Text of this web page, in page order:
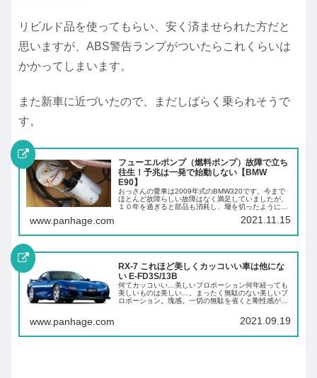
リビルド品を使ってもらい、安く済ませられた方だと
思いますが、ABS警告ランプがついたらこれくらいは
かかってしまいます。
また新車に近づいたので、まだしばらく乗られそうで
す。
フューエルポンプ（燃料ポンプ）故障で立ち
往生！予兆は一発で始動しない【BMW
E90】
おっさんの愛車は2009年式のBMW320です。今まで
ほとんど故障らしい故障はなく満足していましたが、
１０年を過ぎると部品も消耗し、堰を切ったように故
障です。予兆はエンジンが一発で始動しないい...
www.panhage.com 2021.11.15
RX-7 これほど美しくカッコいい車は他にな
い E-FD3S/13B
何てカッコいい…美しいプロポーション何年経っても
美しいものは美しい…。まったく無駄のない美しいプ
ロポーション。塊感。一切の無駄を省くと剛性感が見
じれやたわみが無い、カチッとしたコーナーリング
www.panhage.com 2021.09.19